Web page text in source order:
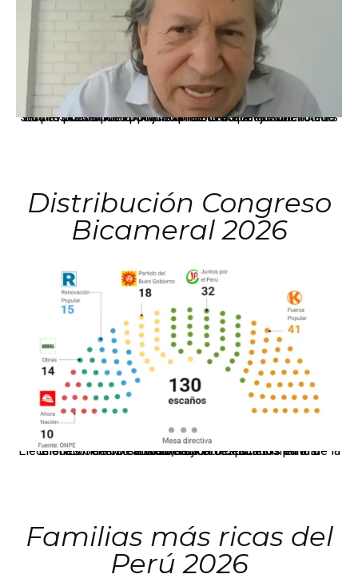
La presidenta Keiko Fujimori informó que la solicitud de indulto presentada por el expresidente Alejandro Toledo será evaluada por la Comisión de Gracias Presidenciales conforme al procedimiento establecido.
Distribución Congreso
Bicameral 2026
El JNE oficializó la distribución de escaños para la elección de 60 senadores y 130 diputados en las Elecciones Generales 2026, tras el restablecimiento de la Bicameralidad.
Familias más ricas del
Perú 2026